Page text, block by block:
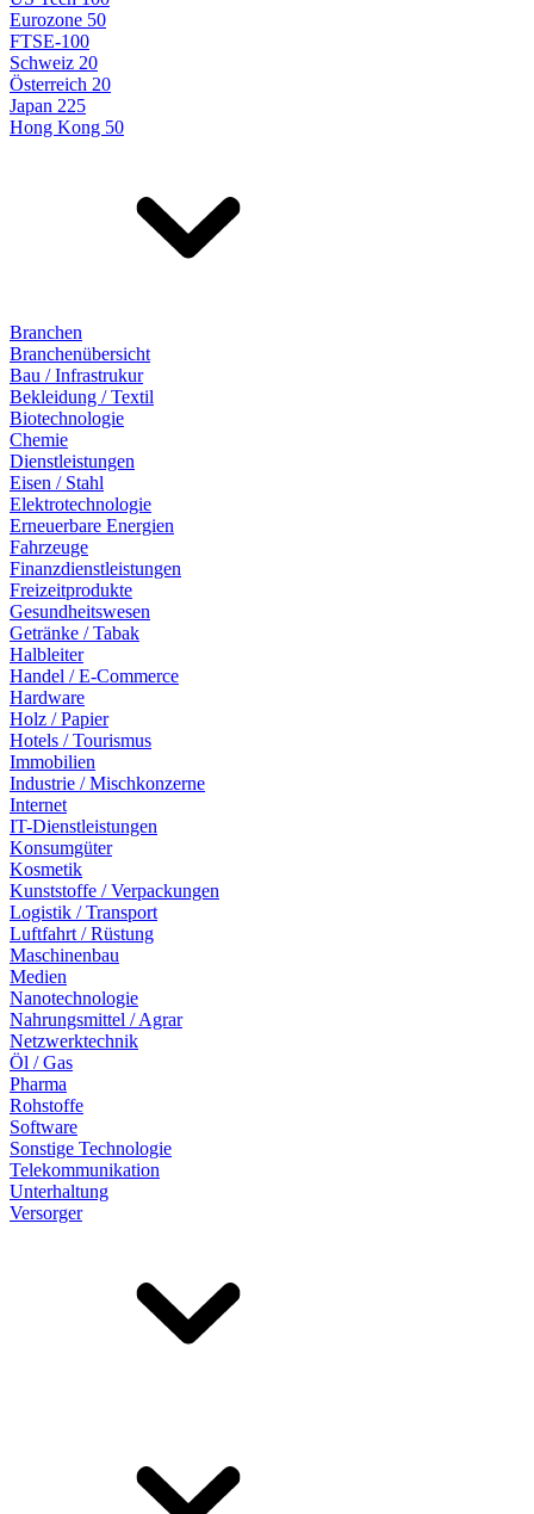
Eurozone 50
FTSE-100
Schweiz 20
Österreich 20
Japan 225
Hong Kong 50
Branchen
Branchenübersicht
Bau / Infrastrukur
Bekleidung / Textil
Biotechnologie
Chemie
Dienstleistungen
Eisen / Stahl
Elektrotechnologie
Erneuerbare Energien
Fahrzeuge
Finanzdienstleistungen
Freizeitprodukte
Gesundheitswesen
Getränke / Tabak
Halbleiter
Handel / E-Commerce
Hardware
Holz / Papier
Hotels / Tourismus
Immobilien
Industrie / Mischkonzerne
Internet
IT-Dienstleistungen
Konsumgüter
Kosmetik
Kunststoffe / Verpackungen
Logistik / Transport
Luftfahrt / Rüstung
Maschinenbau
Medien
Nanotechnologie
Nahrungsmittel / Agrar
Netzwerktechnik
Öl / Gas
Pharma
Rohstoffe
Software
Sonstige Technologie
Telekommunikation
Unterhaltung
Versorger